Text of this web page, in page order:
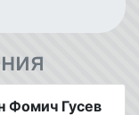
Фомич Гусев